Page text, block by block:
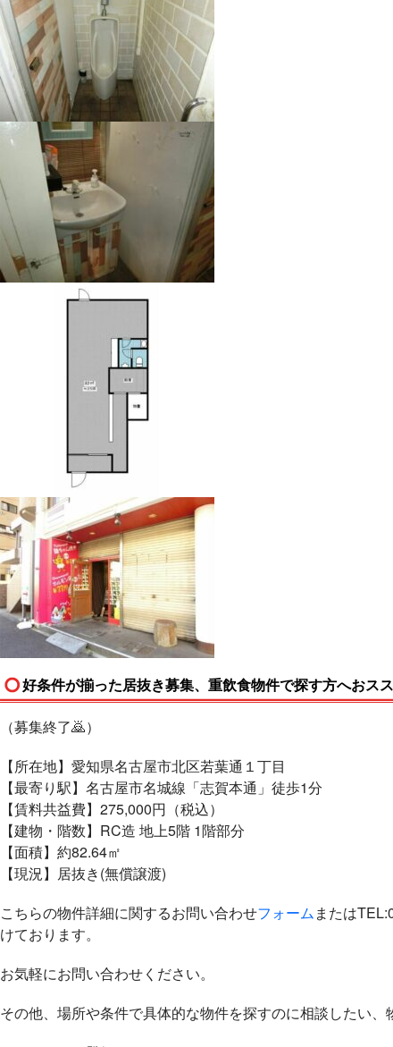
好条件が揃った居抜き募集、重飲食物件で探す方へおス
（募集終了🙇）
【所在地】愛知県名古屋市北区若葉通１丁目
【最寄り駅】名古屋市名城線「志賀本通」徒歩1分
【賃料共益費】275,000円（税込）
【建物・階数】RC造 地上5階 1階部分
【面積】約82.64㎡
【現況】居抜き(無償譲渡)
こちらの物件詳細に関するお問い合わせフォームまたはTEL:
けております。
お気軽にお問い合わせください。
その他、場所や条件で具体的な物件を探すのに相談したい、